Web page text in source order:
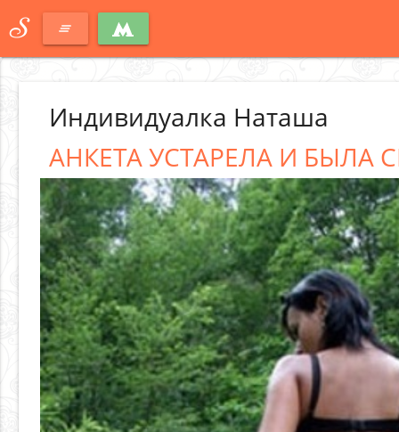
S clear_all
Индивидуалка Наташа
АНКЕТА УСТАРЕЛА И БЫЛА